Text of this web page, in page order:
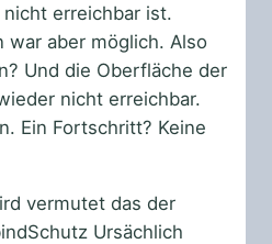
erreichbar ist.
war aber möglich. Also
Und die Oberfläche der
nicht erreichbar.
Ein Fortschritt? Keine
vermutet das der
Ursächlich